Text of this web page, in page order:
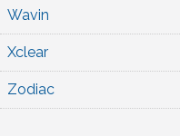
Wavin
Xclear
Zodiac